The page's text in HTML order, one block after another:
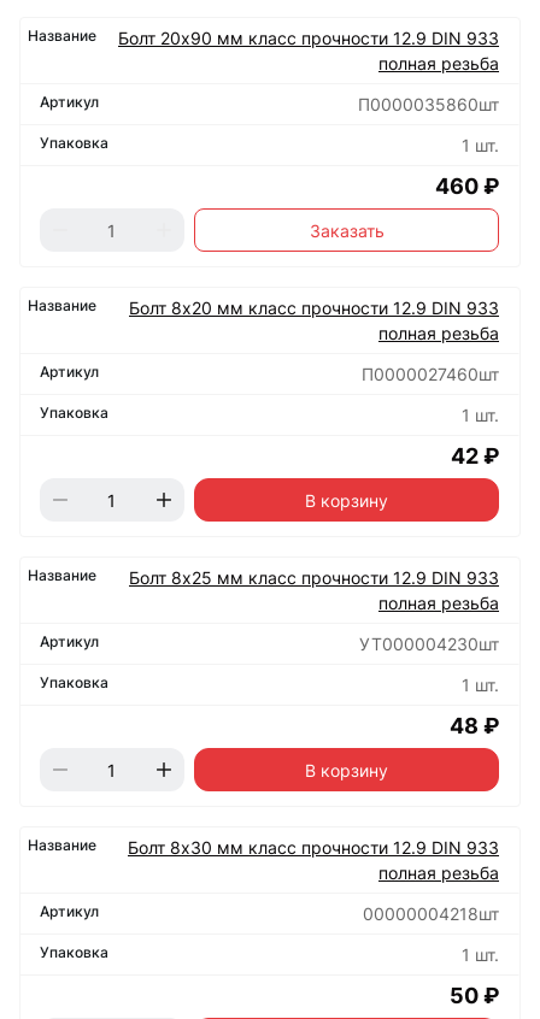
Болт 20х90 мм класс прочности 12.9 DIN 933
полная резьба
П0000035860шт
1 шт.
460 ₽
Заказать
Болт 8х20 мм класс прочности 12.9 DIN 933
полная резьба
П0000027460шт
1 шт.
42 ₽
В корзину
Болт 8х25 мм класс прочности 12.9 DIN 933
полная резьба
УТ000004230шт
1 шт.
48 ₽
В корзину
Болт 8х30 мм класс прочности 12.9 DIN 933
полная резьба
00000004218шт
1 шт.
50 ₽